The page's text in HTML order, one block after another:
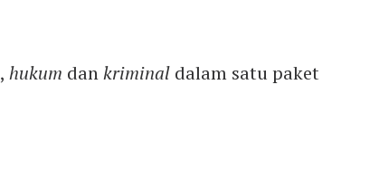
, hukum dankriminal dalam satu paket